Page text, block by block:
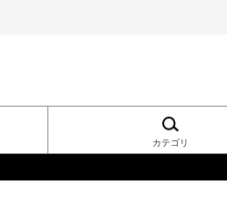
カテゴリ